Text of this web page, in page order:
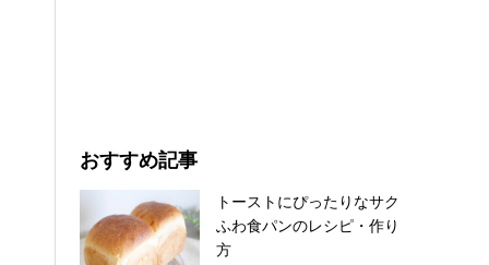
おすすめ記事
トーストにぴったりなサク
ふわ食パンのレシピ・作り
方